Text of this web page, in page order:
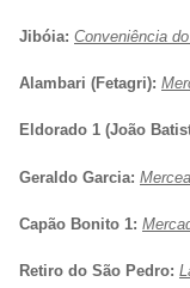
Jibóia: Conveniência
Alambari (Fetagri):
Eldorado 1 (João
Geraldo Garcia:
Capão Bonito 1:
Retiro do São Pedro: